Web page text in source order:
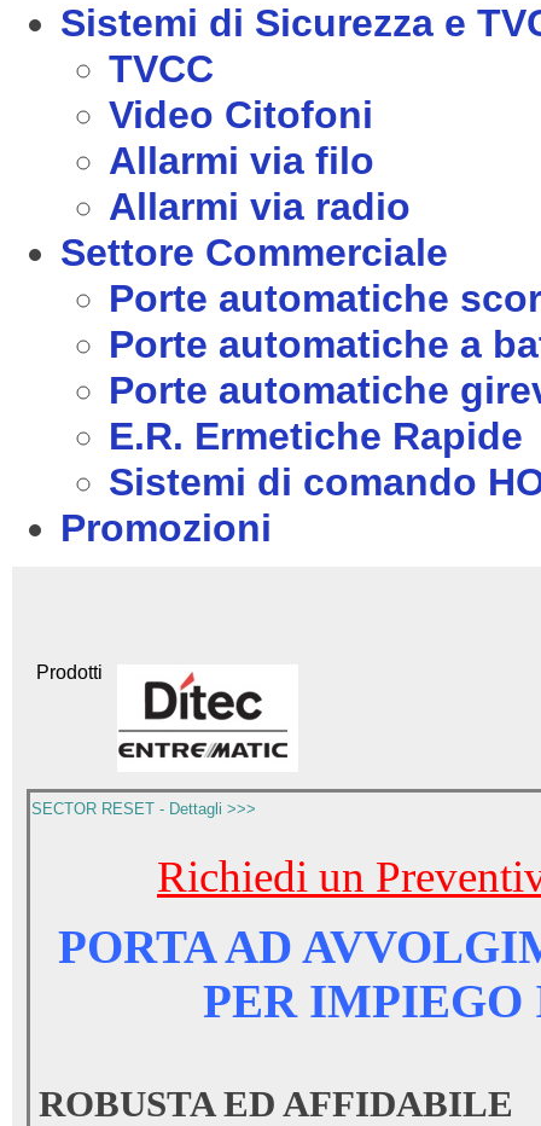
Sistemi di Sicurezza e
TVCC
Video Citofoni
Allarmi via filo
Allarmi via radio
Settore Commerciale
Porte automatiche
Porte automatiche a
Porte automatiche
E.R. Ermetiche Rapide
Sistemi di comando
Promozioni
Prodotti
SECTOR RESET - Dettagli >>>
Richiedi un
PORTA AD
PER IMPIEGO
ROBUSTA ED AFFIDABILE